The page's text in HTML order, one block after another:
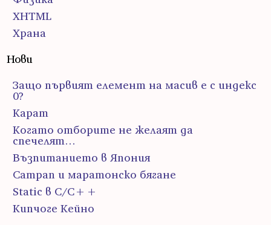
ХHTML
Храна
Нови
Защо първият елемент на масив е с индекс
0?
Карат
Когато отборите не желаят да
спечелят…
Възпитанието в Япония
Сатрап и маратонско бягане
Static в C/C++
Кипчоге Кейно